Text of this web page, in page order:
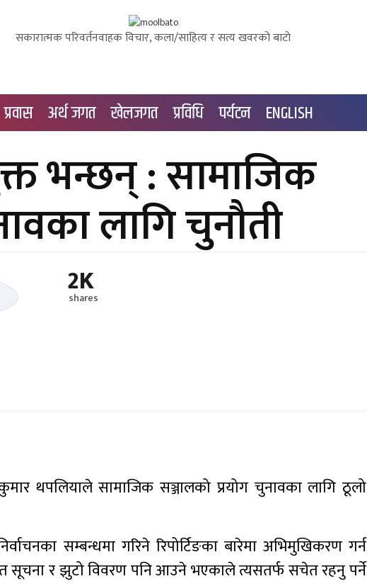
सकारात्मक परिवर्तनवाहक विचार, कला/साहित्य र सत्य खवरको बाटाे
प्रवास अर्थ जगत खेलजगत प्रविधि पर्यटन ENGLISH
भन्छन् : सामाजिक
लागि चुनौती
2K
shares
थपलियाले सामाजिक सञ्जालको प्रयोग चुनावका लागि ठूलो
सम्बन्धमा गरिने रिपोर्टिङका बारेमा अभिमुखिकरण गर्न
सूचना र झुटो विवरण पनि आउने भएकाले त्यसतर्फ सचेत रहनु पर्ने